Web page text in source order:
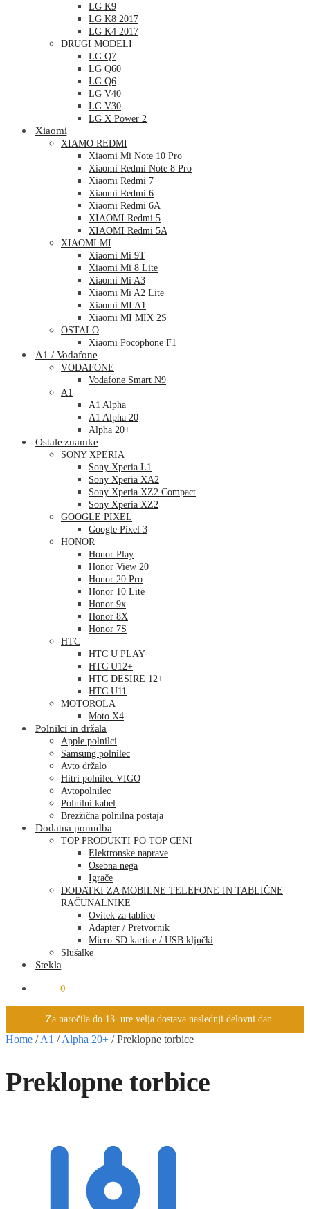
LG K9
LG K8 2017
LG K4 2017
DRUGI MODELI
LG Q7
LG Q60
LG Q6
LG V40
LG V30
LG X Power 2
Xiaomi
XIAMO REDMI
Xiaomi Mi Note 10 Pro
Xiaomi Redmi Note 8 Pro
Xiaomi Redmi 7
Xiaomi Redmi 6
Xiaomi Redmi 6A
XIAOMI Redmi 5
XIAOMI Redmi 5A
XIAOMI MI
Xiaomi Mi 9T
Xiaomi Mi 8 Lite
Xiaomi Mi A3
Xiaomi Mi A2 Lite
Xiaomi MI A1
Xiaomi MI MIX 2S
OSTALO
Xiaomi Pocophone F1
A1 / Vodafone
VODAFONE
Vodafone Smart N9
A1
A1 Alpha
A1 Alpha 20
Alpha 20+
Ostale znamke
SONY XPERIA
Sony Xperia L1
Sony Xperia XA2
Sony Xperia XZ2 Compact
Sony Xperia XZ2
GOOGLE PIXEL
Google Pixel 3
HONOR
Honor Play
Honor View 20
Honor 20 Pro
Honor 10 Lite
Honor 9x
Honor 8X
Honor 7S
HTC
HTC U PLAY
HTC U12+
HTC DESIRE 12+
HTC U11
MOTOROLA
Moto X4
Polnilci in držala
Apple polnilci
Samsung polnilec
Avto držalo
Hitri polnilec VIGO
Avtopolnilec
Polnilni kabel
Brezžična polnilna postaja
Dodatna ponudba
TOP PRODUKTI PO TOP CENI
Elektronske naprave
Osebna nega
Igrače
DODATKI ZA MOBILNE TELEFONE IN TABLIČNE
RAČUNALNIKE
Ovitek za tablico
Adapter / Pretvornik
Micro SD kartice / USB ključki
Slušalke
Stekla
0
Za naročila do 13. ure velja dostava naslednji delovni dan
Home /A1 /Alpha 20+ /Preklopne torbice
Preklopne torbice